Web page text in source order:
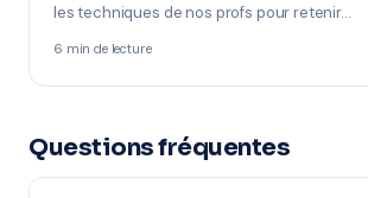
les techniques de nos profs pour retenir…
6 min de lecture
Questions fréquentes